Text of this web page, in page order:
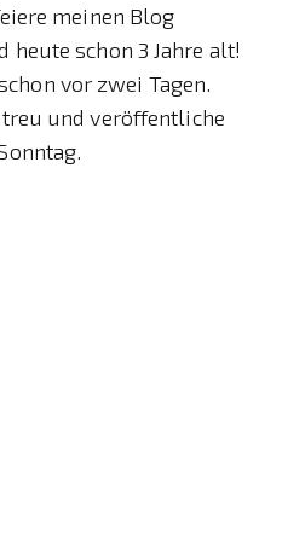
meinen Blog
schon 3 Jahre alt!
vor zwei Tagen.
und veröffentliche